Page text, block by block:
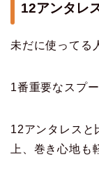
12アンタレ
未だに使ってる
1番重要なスプ
12アンタレスと
上、巻き心地も